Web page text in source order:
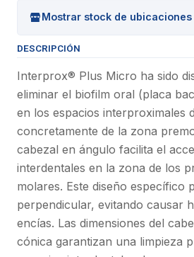
Mostrar stock de ubicaciones
DESCRIPCIÓN
Interprox® Plus Micro ha sido
eliminar el biofilm oral (placa
en los espacios interproximales
concretamente de la zona
cabezal en ángulo facilita el
interdentales en la zona de los
molares. Este diseño específico
perpendicular, evitando causar
encías. Las dimensiones del
cónica garantizan una limpieza